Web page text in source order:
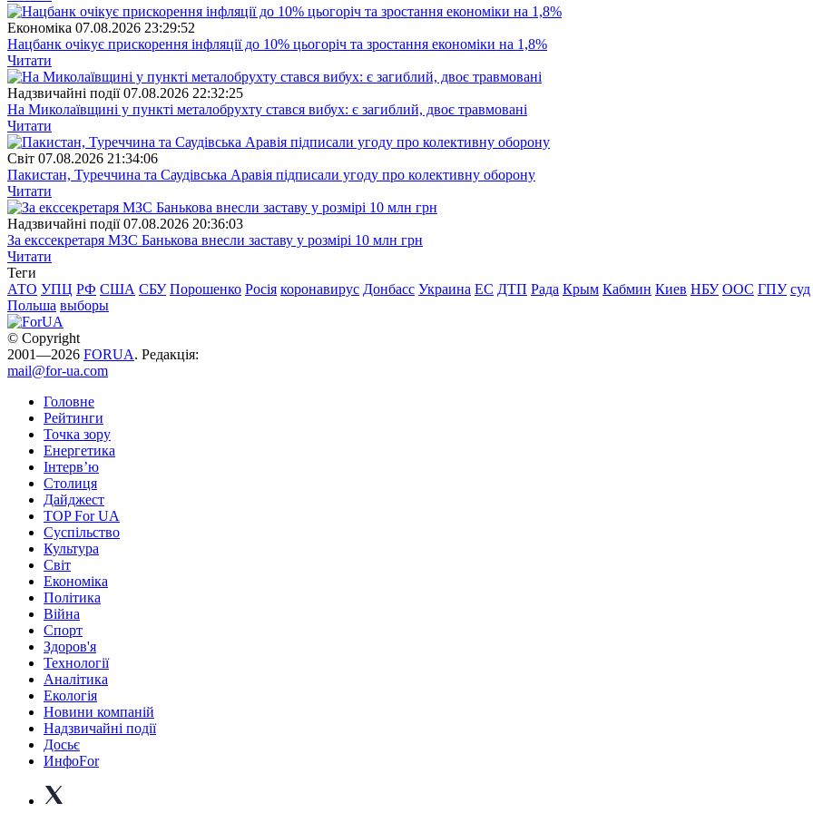
Економіка 07.08.2026 23:29:52
Нацбанк очікує прискорення інфляції до 10% цьогоріч та зростання економіки на 1,8%
Читати
Надзвичайні події 07.08.2026 22:32:25
На Миколаївщині у пункті металобрухту стався вибух: є загиблий, двоє травмовані
Читати
Свiт 07.08.2026 21:34:06
Пакистан, Туреччина та Саудівська Аравія підписали угоду про колективну оборону
Читати
Надзвичайні події 07.08.2026 20:36:03
За екссекретаря МЗС Банькова внесли заставу у розмірі 10 млн грн
Читати
Теги
АТО УПЦ РФ США СБУ Порошенко Росія коронавирус Донбасс Украина ЕС ДТП Рада Крым Кабмин Киев НБУ ООС ГПУ суд
Польша выборы
© Copyright
2001—2026 FORUA. Редакція:
mail@for-ua.com
Головне
Рейтинги
Точка зору
Енергетика
Інтерв’ю
Столиця
Дайджест
TOP For UA
Суспiльство
Культура
Світ
Економіка
Політика
Війна
Спорт
Здоров'я
Технології
Аналітика
Екологія
Новини компаній
Надзвичайні події
Досьє
ИнфоFor